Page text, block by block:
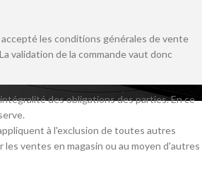
les conditions générales de vente
validation de la commande vaut donc
des obligations des parties. En ce
à l'exclusion de toutes autres
ventes en magasin ou au moyen d'autres